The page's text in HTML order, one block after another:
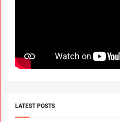
LATEST POSTS